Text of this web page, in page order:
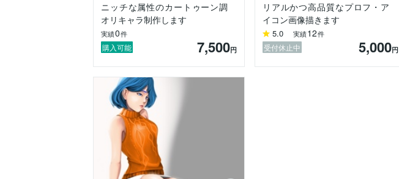
ニッチな属性のカートゥーン調
オリキャラ制作します
実績0件
購入可能 7,500円
リアルかつ高品質なプロフ・ア
イコン画像描きます
5.0 実績12件
受付休止中 5,000円